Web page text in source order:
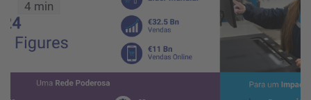
4 min